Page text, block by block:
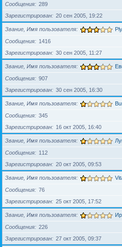
Сообщения
289
Зарегистрирован
20 сен 2005, 19:22
Звание, Имя пользователя
Сообщения
1416
Зарегистрирован
30 сен 2005, 11:27
Звание, Имя пользователя
Сообщения
907
Зарегистрирован
30 сен 2005, 16:30
Звание, Имя пользователя
Сообщения
345
Зарегистрирован
16 окт 2005, 16:40
Звание, Имя пользователя
Сообщения
112
Зарегистрирован
20 окт 2005, 09:53
Звание, Имя пользователя
Сообщения
76
Зарегистрирован
25 окт 2005, 17:52
Звание, Имя пользователя
Сообщения
226
Зарегистрирован
27 окт 2005, 09:37